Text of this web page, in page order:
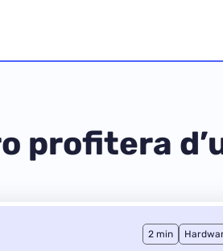
profitera
2 min